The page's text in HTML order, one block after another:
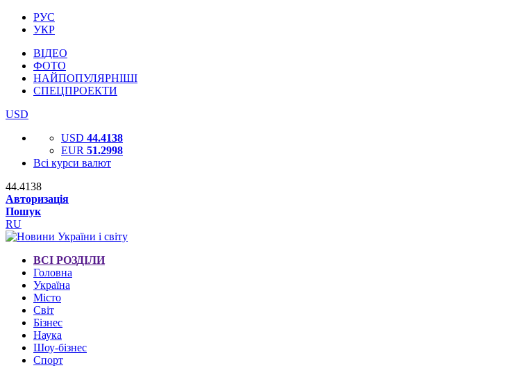
РУС
УКР
ВІДЕО
ФОТО
НАЙПОПУЛЯРНІШІ
СПЕЦПРОЕКТИ
USD
USD 44.4138
EUR 51.2998
Всі курси валют
44.4138
Авторизація
Пошук
RU
ВСІ РОЗДІЛИ
Головна
Україна
Місто
Світ
Бізнес
Наука
Шоу-бізнес
Спорт